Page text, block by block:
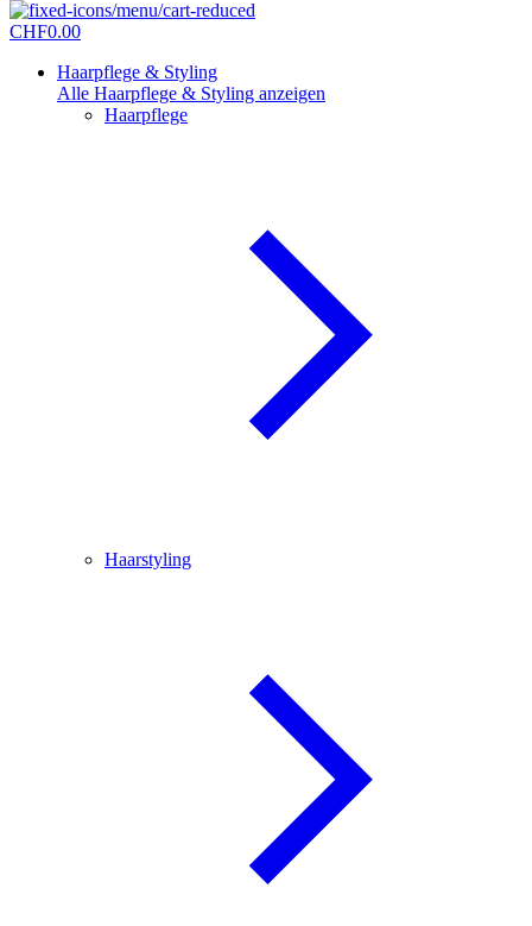
CHF0.00
Haarpflege & Styling
Alle Haarpflege & Styling anzeigen
Haarpflege
Haarstyling